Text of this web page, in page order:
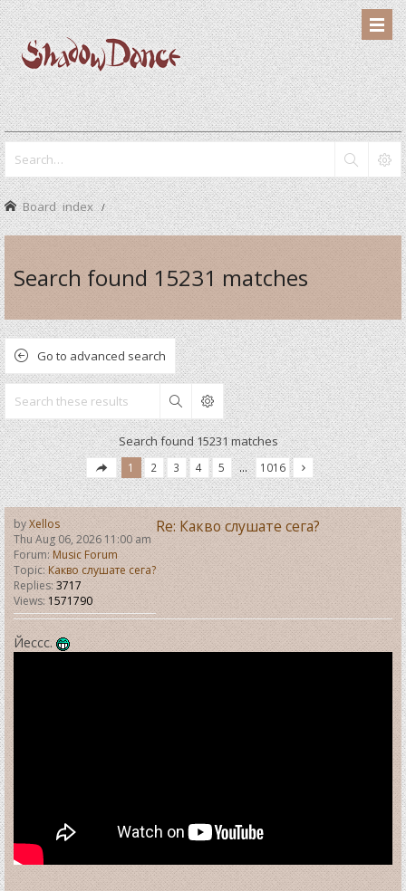
Board index
Search found 15231 matches
Go to advanced search
Search
Search found 15231 matches
1 2 3 4 5 … 1016
byXellos
Thu Aug 06, 2026 11:00 am
Forum:Music Forum
Topic:Какво слушате сега?
Replies:3717
Views:1571790
Re: Какво слушате сега?
Йессс.